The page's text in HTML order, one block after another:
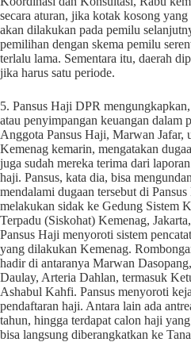
secara aturan, jika kotak kosong
akan dilakukan pada pemilu
pemilihan dengan skema pemilu
terlalu lama. Sementara itu, daerah
jika harus satu periode.
5. Pansus Haji DPR
atau penyimpangan keuangan dalam
Anggota Pansus Haji, Marwan Jafar,
Kemenag kemarin, mengatakan
juga sudah mereka terima dari
haji. Pansus, kata dia, bisa
mendalami dugaan tersebut di
melakukan sidak ke Gedung Sistem
Terpadu (Siskohat) Kemenag,
Pansus Haji menyoroti sistem
yang dilakukan Kemenag.
hadir di antaranya Marwan
Daulay, Arteria Dahlan, termasuk
Ashabul Kahfi. Pansus menyoroti
pendaftaran haji. Antara lain ada
tahun, hingga terdapat calon haji
bisa langsung diberangkatkan ke